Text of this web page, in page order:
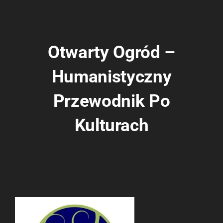
Otwarty Ogród –
Humanistyczny
Przewodnik Po
Kulturach